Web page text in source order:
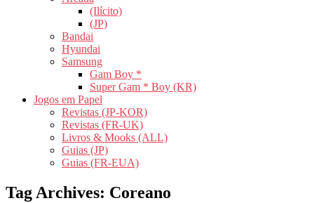
(Ilícito)
(JP)
Bandai
Hyundai
Samsung
Gam Boy *
Super Gam * Boy (KR)
Jogos em Papel
Revistas (JP-KOR)
Revistas (FR-UK)
Livros & Mooks (ALL)
Guias (JP)
Guias (FR-EUA)
Tag Archives: Coreano